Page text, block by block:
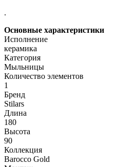
.
Основные характеристики
Исполнение
керамика
Категория
Мыльницы
Количество элементов
1
Бренд
Stilars
Длина
180
Высота
90
Коллекция
Barocco Gold